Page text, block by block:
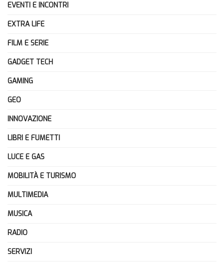
EVENTI E INCONTRI
EXTRA LIFE
FILM E SERIE
GADGET TECH
GAMING
GEO
INNOVAZIONE
LIBRI E FUMETTI
LUCE E GAS
MOBILITÀ E TURISMO
MULTIMEDIA
MUSICA
RADIO
SERVIZI